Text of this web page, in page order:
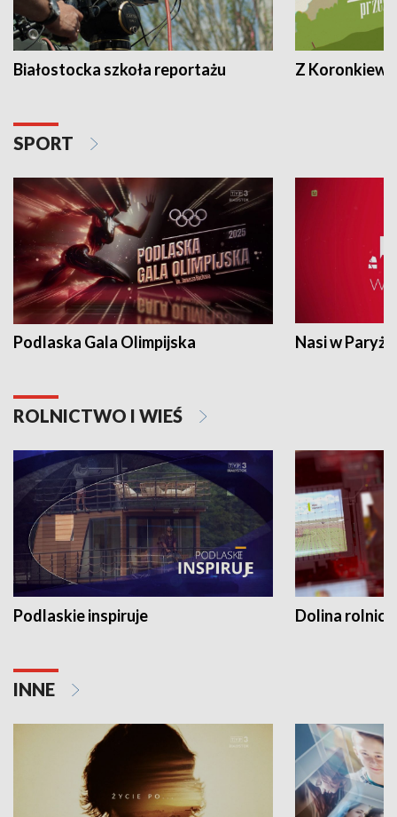
Białostocka szkoła reportażu Z
SPORT
Podlaska Gala Olimpijska Nasi w Paryżu
ROLNICTWO I WIEŚ
Podlaskie inspiruje Dolina
INNE